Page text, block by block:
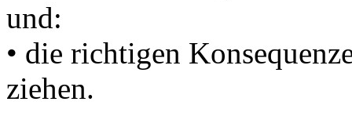
und:
• die richtigen
ziehen.